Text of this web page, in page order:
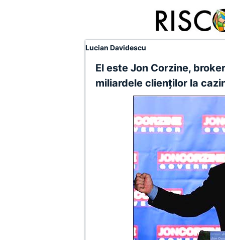
Lucian Davidescu
El este Jon Corzine,
miliardele clienţilor la